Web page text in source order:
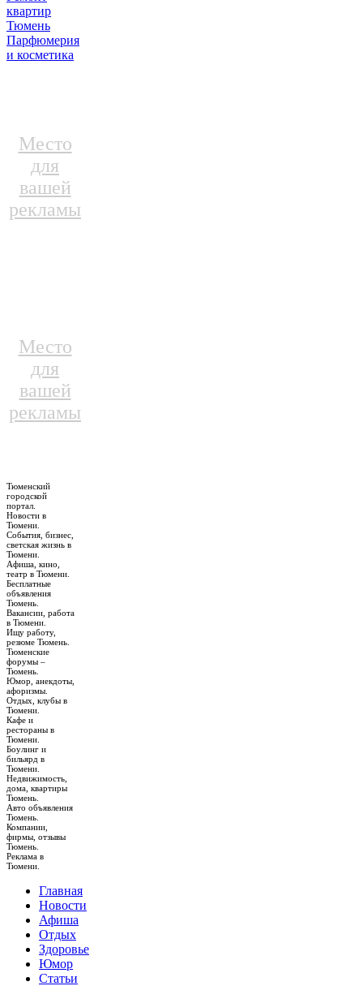
квартир
Тюмень
Парфюмерия
и косметика
Место
для
вашей
рекламы
Место
для
вашей
рекламы
Тюменский
городской
портал.
Новости в
Тюмени.
События, бизнес,
светская жизнь в
Тюмени.
Афиша, кино,
театр в Тюмени.
Бесплатные
объявления
Тюмень.
Вакансии, работа
в Тюмени.
Ищу работу,
резюме Тюмень.
Тюменские
форумы –
Тюмень.
Юмор, анекдоты,
афоризмы.
Отдых, клубы в
Тюмени.
Кафе и
рестораны в
Тюмени.
Боулинг и
бильярд в
Тюмени.
Недвижимость,
дома, квартиры
Тюмень.
Авто объявления
Тюмень.
Компании,
фирмы, отзывы
Тюмень.
Реклама в
Тюмени.
Главная
Новости
Афиша
Отдых
Здоровье
Юмор
Статьи